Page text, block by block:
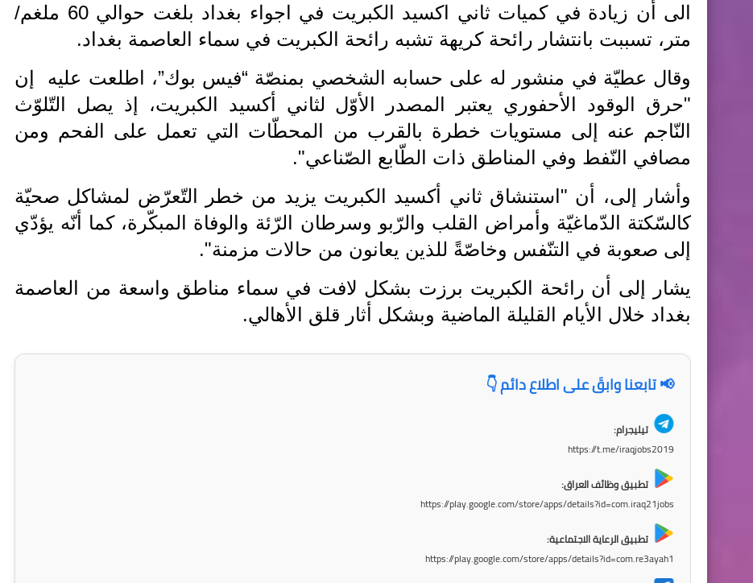
الى أن زيادة في كميات ثاني اكسيد الكبريت في اجواء بغداد بلغت حوالي 60 ملغم/
متر، تسببت بانتشار رائحة كريهة تشبه رائحة الكبريت في سماء العاصمة بغداد.
وقال عطيّة في منشور له على حسابه الشخصي بمنصّة “فيس بوك”، اطلعت عليه إن
"حرق الوقود الأحفوري يعتبر المصدر الأوّل لثاني أكسيد الكبريت، إذ يصل التّلوّث
النّاجم عنه إلى مستويات خطرة بالقرب من المحطّات التي تعمل على الفحم ومن
مصافي النّفط وفي المناطق ذات الطّابع الصّناعي".
وأشار إلى، أن "استنشاق ثاني أكسيد الكبريت يزيد من خطر التّعرّض لمشاكل صحيّة
كالسّكتة الدّماغيّة وأمراض القلب والرّبو وسرطان الرّئة والوفاة المبكّرة، كما أنّه يؤدّي
إلى صعوبة في التنّفس وخاصّةً للذين يعانون من حالات مزمنة".
يشار إلى أن رائحة الكبريت برزت بشكل لافت في سماء مناطق واسعة من العاصمة
بغداد خلال الأيام القليلة الماضية وبشكل أثار قلق الأهالي.
📢 تابعنا وابقَ على اطلاع دائم 👇
تيليجرام:
https://t.me/iraqjobs2019
تطبيق وظائف العراق:
https://play.google.com/store/apps/details?id=com.iraq21jobs
تطبيق الرعاية الاجتماعية:
https://play.google.com/store/apps/details?id=com.re3ayah1